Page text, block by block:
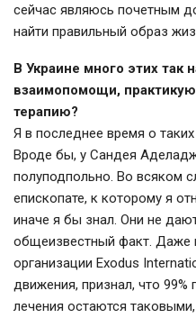
сейчас являюсь почетным
найти правильный образ
В Украине много этих так
взаимопомощи,
терапию?
Я в последнее время о
Вроде бы, у Сандея
полуподпольно. Во всяком
епископате, к которому я
иначе я бы знал. Они не
общеизвестный факт. Даже
организации Exodus
движения, признал, что 99%
лечения остаются